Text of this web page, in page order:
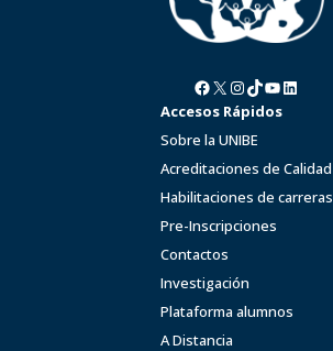
Facebook X InstagramTikTok YouTube LinkedIn
Accesos Rápidos
Sobre la UNIBE
Acreditaciones de Calidad
Habilitaciones de carreras
Pre-Inscripciones
Contactos
Investigación
Plataforma alumnos
A Distancia